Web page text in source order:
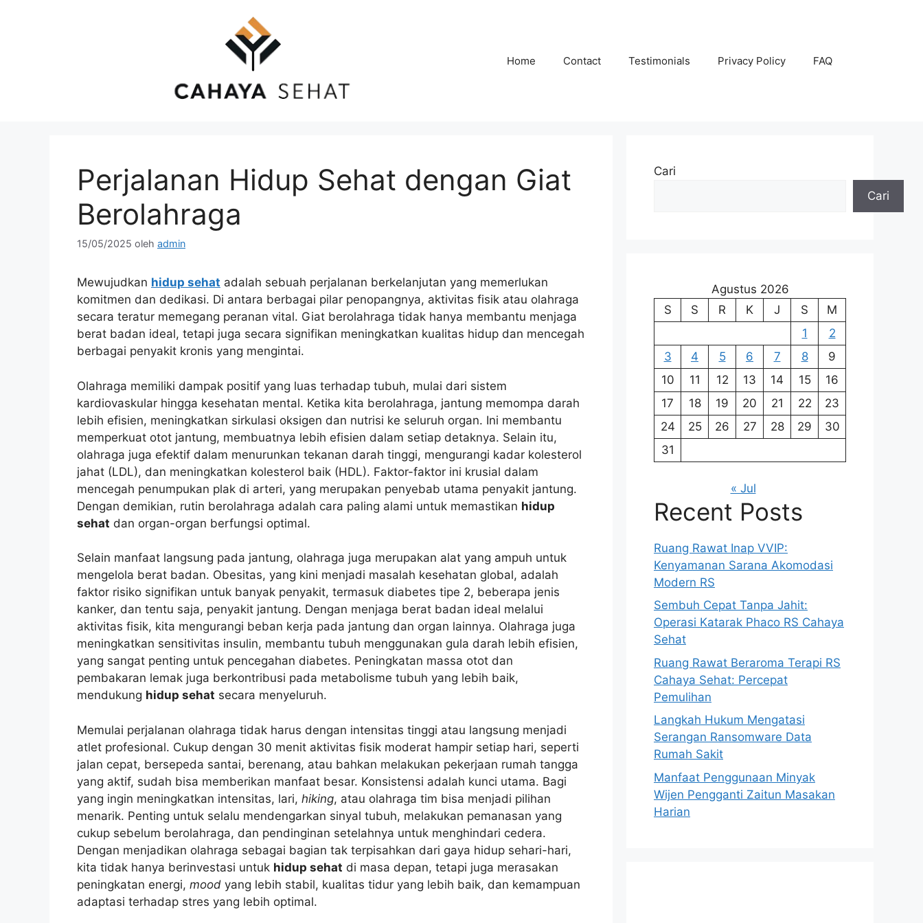
Home Contact Testimonials Privacy Policy FAQ
Perjalanan Hidup Sehat dengan Giat
Berolahraga
15/05/2025 oleh admin
Mewujudkan hidup sehat adalah sebuah perjalanan berkelanjutan yang memerlukan
komitmen dan dedikasi. Di antara berbagai pilar penopangnya, aktivitas fisik atau olahraga
secara teratur memegang peranan vital. Giat berolahraga tidak hanya membantu menjaga
berat badan ideal, tetapi juga secara signifikan meningkatkan kualitas hidup dan mencegah
berbagai penyakit kronis yang mengintai.
Olahraga memiliki dampak positif yang luas terhadap tubuh, mulai dari sistem
kardiovaskular hingga kesehatan mental. Ketika kita berolahraga, jantung memompa darah
lebih efisien, meningkatkan sirkulasi oksigen dan nutrisi ke seluruh organ. Ini membantu
memperkuat otot jantung, membuatnya lebih efisien dalam setiap detaknya. Selain itu,
olahraga juga efektif dalam menurunkan tekanan darah tinggi, mengurangi kadar kolesterol
jahat (LDL), dan meningkatkan kolesterol baik (HDL). Faktor-faktor ini krusial dalam
mencegah penumpukan plak di arteri, yang merupakan penyebab utama penyakit jantung.
Dengan demikian, rutin berolahraga adalah cara paling alami untuk memastikan hidup
sehat dan organ-organ berfungsi optimal.
Selain manfaat langsung pada jantung, olahraga juga merupakan alat yang ampuh untuk
mengelola berat badan. Obesitas, yang kini menjadi masalah kesehatan global, adalah
faktor risiko signifikan untuk banyak penyakit, termasuk diabetes tipe 2, beberapa jenis
kanker, dan tentu saja, penyakit jantung. Dengan menjaga berat badan ideal melalui
aktivitas fisik, kita mengurangi beban kerja pada jantung dan organ lainnya. Olahraga juga
meningkatkan sensitivitas insulin, membantu tubuh menggunakan gula darah lebih efisien,
yang sangat penting untuk pencegahan diabetes. Peningkatan massa otot dan
pembakaran lemak juga berkontribusi pada metabolisme tubuh yang lebih baik,
mendukung hidup sehat secara menyeluruh.
Memulai perjalanan olahraga tidak harus dengan intensitas tinggi atau langsung menjadi
atlet profesional. Cukup dengan 30 menit aktivitas fisik moderat hampir setiap hari, seperti
jalan cepat, bersepeda santai, berenang, atau bahkan melakukan pekerjaan rumah tangga
yang aktif, sudah bisa memberikan manfaat besar. Konsistensi adalah kunci utama. Bagi
yang ingin meningkatkan intensitas, lari, hiking, atau olahraga tim bisa menjadi pilihan
menarik. Penting untuk selalu mendengarkan sinyal tubuh, melakukan pemanasan yang
cukup sebelum berolahraga, dan pendinginan setelahnya untuk menghindari cedera.
Dengan menjadikan olahraga sebagai bagian tak terpisahkan dari gaya hidup sehari-hari,
kita tidak hanya berinvestasi untuk hidup sehat di masa depan, tetapi juga merasakan
peningkatan energi, mood yang lebih stabil, kualitas tidur yang lebih baik, dan kemampuan
adaptasi terhadap stres yang lebih optimal.
Cari
Cari
Agustus 2026
S
S R K J S
M
1
2
3
4 5 6 7 8
9
10
11 12 13 14 15
16
17
18 19 20 21 22
23
24
25 26 27 28 29
30
31
« Jul
Recent Posts
Ruang Rawat Inap VVIP:
Kenyamanan Sarana Akomodasi
Modern RS
Sembuh Cepat Tanpa Jahit:
Operasi Katarak Phaco RS Cahaya
Sehat
Ruang Rawat Beraroma Terapi RS
Cahaya Sehat: Percepat
Pemulihan
Langkah Hukum Mengatasi
Serangan Ransomware Data
Rumah Sakit
Manfaat Penggunaan Minyak
Wijen Pengganti Zaitun Masakan
Harian